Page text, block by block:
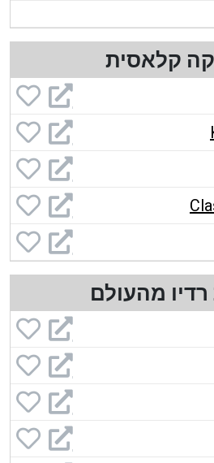
קלאסית
מהעולם